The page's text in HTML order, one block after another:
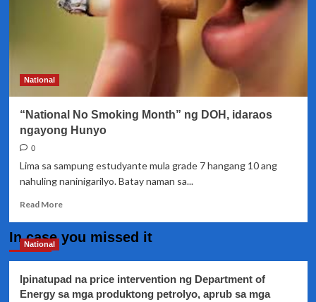
oras
Paninigarilyo-
National
“National No Smoking Month” ng DOH, idaraos
ngayong Hunyo
0
Lima sa sampung estudyante mula grade 7 hangang 10 ang
nahuling naninigarilyo. Batay naman sa...
Read MoreRead
“National
Month”
ng
In case you missed it
National
Ipinatupad na price intervention ng Department of
Energy sa mga produktong petrolyo, aprub sa mga